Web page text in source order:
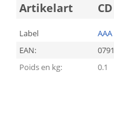
Artikelart CD
Label
EAN:
Poids en kg:
0.1